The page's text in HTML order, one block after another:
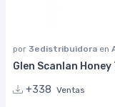
por 3edistribuidora en
Glen Scanlan Honey
+338 Ventas